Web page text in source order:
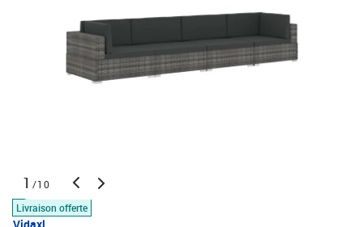
1 /10
Livraison offerte